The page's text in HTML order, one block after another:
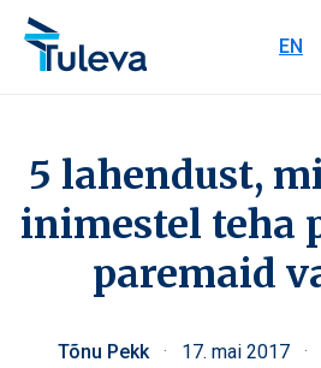
Liigu edasi sisu juurde
EN
5 lahendust,
inimestel teha
paremaid
Tõnu Pekk · 17. mai 2017 ·